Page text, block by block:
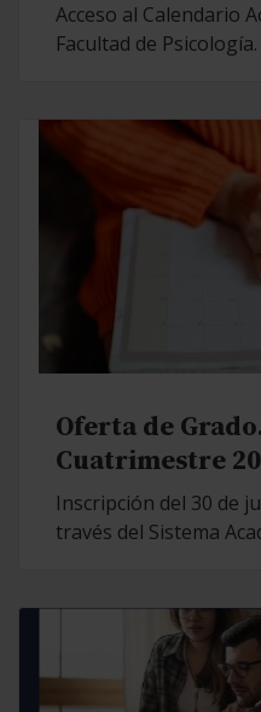
Acceso al Calendario
Facultad de
Oferta de
Cuatrimestre
Inscripción del 30 de
través del Sistema